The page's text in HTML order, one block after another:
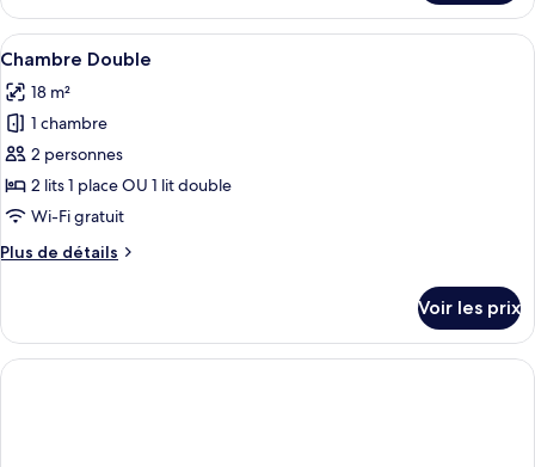
le
type
de
Gran
Barcino
Afficher
toutes
les
photos
pour
ce
type
chambre :
Une chambre d’hôtel avec un
31
Chambre Double
18 m²
1 chambre
2 personnes
2 lits 1 place OU 1 lit double
Wi-Fi gratuit
Plus de détails
Plus
le
type
de
Voir les prix